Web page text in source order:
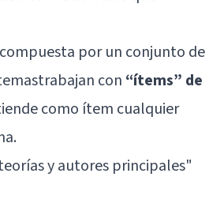
por un conjunto de
con “ítems” de
como ítem cualquier
y autores principales"